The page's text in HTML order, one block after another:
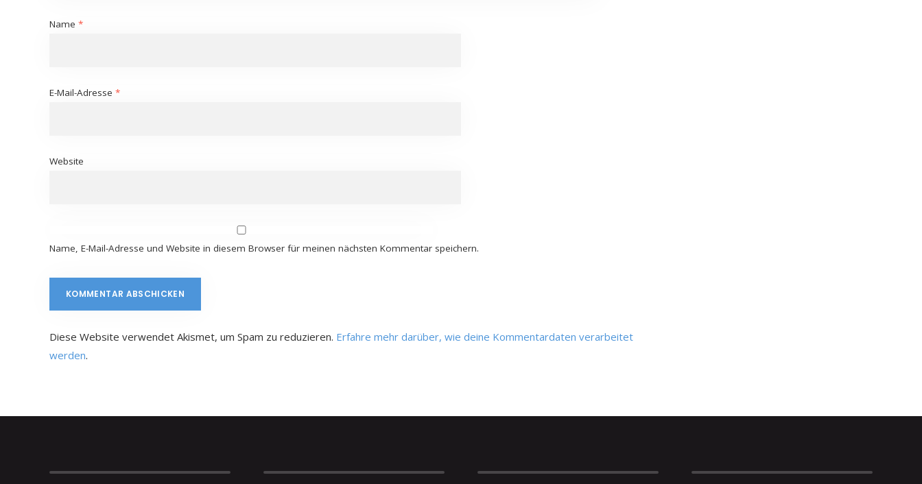
Name *
E-Mail-Adresse *
Website
Name, E-Mail-Adresse und Website in diesem Browser für meinen nächsten Kommentar speichern.
Diese Website verwendet Akismet, um Spam zu reduzieren. Erfahre mehr darüber, wie deine Kommentardaten verarbeitet
werden.